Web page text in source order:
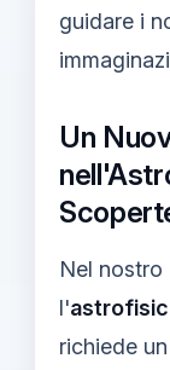
guidare i
Un
Nel
l'
richiede un